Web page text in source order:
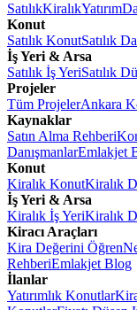
SatılıkKiralıkYatırım
Konut
Satılık KonutSatılık
İş Yeri & Arsa
Satılık İş YeriSatılık
Projeler
Tüm ProjelerAnkara
Kaynaklar
Satın Alma Rehberi
DanışmanlarEmlakjet
Konut
Kiralık KonutKiralık
İş Yeri & Arsa
Kiralık İş YeriKiralık
Kiracı Araçları
Kira Değerini Öğren
RehberiEmlakjet Blog
İlanlar
Yatırımlık Konutlar